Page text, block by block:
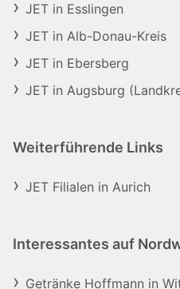
JET in Esslingen
JET in Alb-Donau-Kreis
JET in Ebersberg
JET in Augsburg
Weiterführende Links
JET Filialen in Aurich
Interessantes auf
Getränke Hoffmann in